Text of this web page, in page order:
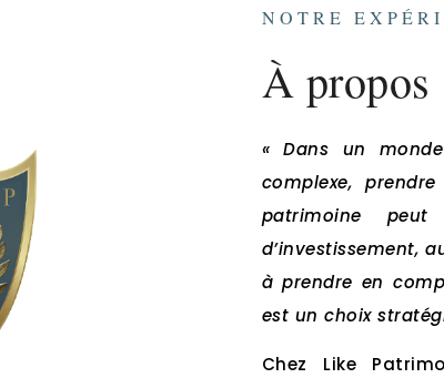
NOTRE
À propos
« Dans un
complexe,
patrimoine
d’investissement,
à prendre en
est un choix
Chez Like